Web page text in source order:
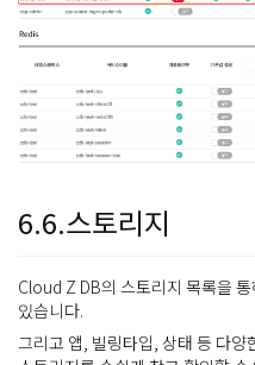
6.6.스토리지
Cloud Z DB의 스토리지 목록을 통
있습니다.
그리고 앱, 빌링타입, 상태 등 다